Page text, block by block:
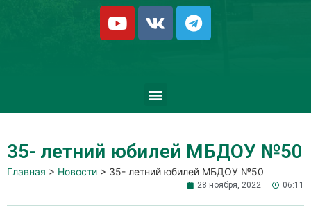
35- летний юбилей МБДОУ №50
Главная > Новости > 35- летний юбилей МБДОУ №50
28 ноября, 2022 06:11